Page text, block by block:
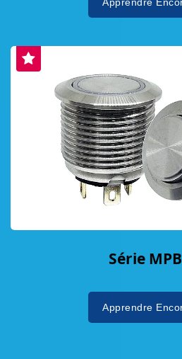
Série
Apprendre